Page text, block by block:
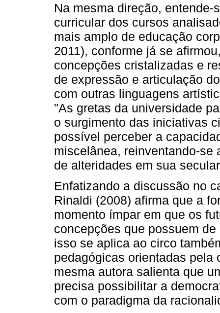
Na mesma direção,
curricular dos cursos
mais amplo de educação
2011), conforme já se
concepções cristalizadas e
de expressão e articulação
com outras linguagens
"As gretas da universidade
o surgimento das iniciativas
possível perceber a
miscelânea, reinventando-se
de alteridades em sua
Enfatizando a discussão no
Rinaldi (2008) afirma que a
momento ímpar em que os
concepções que possuem
isso se aplica ao circo
pedagógicas orientadas pela
mesma autora salienta que
precisa possibilitar a
com o paradigma da